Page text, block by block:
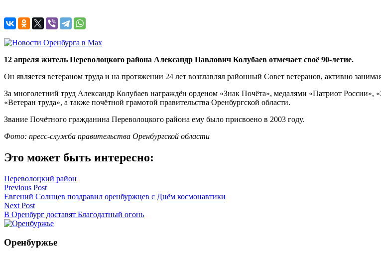
12 апреля житель Переволоцкого района Александр Павлович Колубаев отмечает своё 90-летие.
Он является ветераном труда и на протяжении 24 лет возглавлял районный Совет ветеранов, активно
За многолетний труд Александр Колубаев награждён орденом «Знак Почёта», медалями «Патриот
«Ветеран труда», а также почётной грамотой правительства Оренбургской области.
Звание Почётного гражданина Переволоцкого района ему было присвоено в 2003 году.
Фото: пресс-служба правительства Оренбургской области
Это может быть интересно:
Переволоцкий район
Навигация
по
записям
Previous Post
Евгений Солнцев поздравил оренбуржцев с Днём космонавтики
Next Post
В Оренбург доставят Благодатный огонь
Оренбуржье